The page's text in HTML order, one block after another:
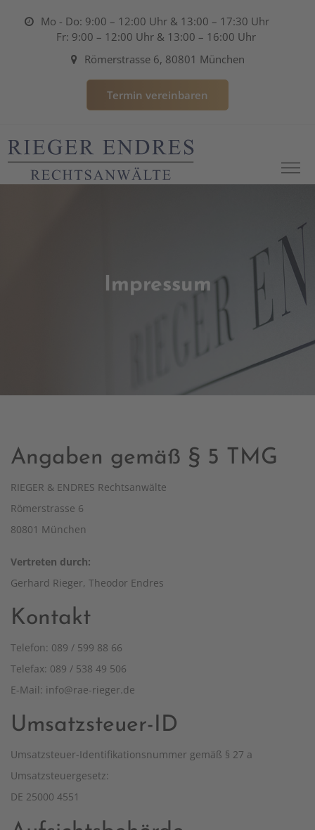
Mo - Do: 9:00 – 12:00 Uhr & 13:00 – 17:30 Uhr
Fr: 9:00 – 12:00 Uhr & 13:00 – 16:00 Uhr
Römerstrasse 6, 80801 München
Termin vereinbaren
Impressum
Angaben gemäß § 5 TMG
RIEGER & ENDRES Rechtsanwälte
Römerstrasse 6
80801 München
Vertreten durch:
Gerhard Rieger, Theodor Endres
Kontakt
Telefon: 089 / 599 88 66
Telefax: 089 / 538 49 506
E-Mail: info@rae-rieger.de
Umsatzsteuer-ID
Umsatzsteuer-Identifikationsnummer gemäß § 27 a
Umsatzsteuergesetz:
DE 25000 4551